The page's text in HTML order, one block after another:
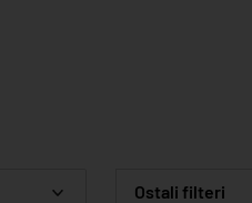
Ostali filteri